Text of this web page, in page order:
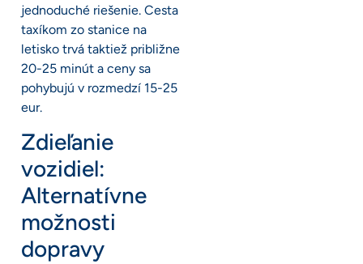
jednoduché riešenie. Cesta
taxíkom zo stanice na
letisko trvá taktiež približne
20-25 minút a ceny sa
pohybujú v rozmedzí 15-25
eur.
Zdieľanie
vozidiel:
Alternatívne
možnosti
dopravy